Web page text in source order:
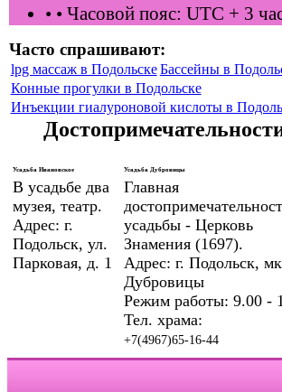
• • Часовой пояс: UTC + 3
Часто спрашивают:
lpg массаж в Подольске Бассейны в
Конные прогулки в Подольске
Инъекции гиалуроновой кислоты в
Усадьба Ивановское
В усадьбе два
музея, театр.
Адрес: г.
Подольск, ул.
Парковая, д. 1
Усадьба Дубровицы
Главная
усадьбы - Церковь
Знамения (1697).
Адрес: г. Подольск,
Дубровицы
Режим работы: 9.00 -
Тел. храма:
+7(4967)65-16-44